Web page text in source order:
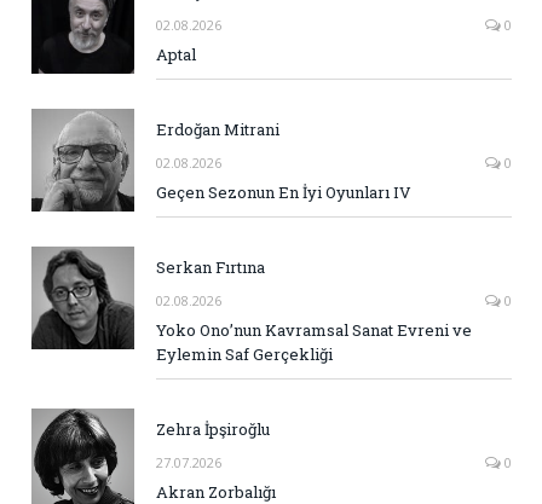
02.08.2026 0
Aptal
Erdoğan Mitrani
02.08.2026 0
Geçen Sezonun En İyi Oyunları IV
Serkan Fırtına
02.08.2026 0
Yoko Ono’nun Kavramsal Sanat Evreni ve
Eylemin Saf Gerçekliği
Zehra İpşiroğlu
27.07.2026 0
Akran Zorbalığı